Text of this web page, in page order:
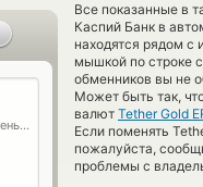
Все показанные в
Каспий Банк в
находятся рядом с
мышкой по строке
обменников вы не
Может быть так,
валют Tether Gold
Если поменять
пожалуйста,
проблемы с